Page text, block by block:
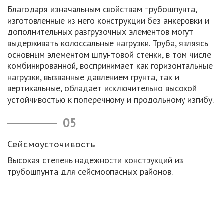
Благодаря изначальным свойствам трубошпунта,
изготовленные из него конструкции без анкеровки и
дополнительных разгрузочных элементов могут
выдерживать колоссальные нагрузки. Труба, являясь
основным элементом шпунтовой стенки, в том числе
комбинированной, воспринимает как горизонтальные
нагрузки, вызванные давлением грунта, так и
вертикальные, обладает исключительно высокой
устойчивостью к поперечному и продольному изгибу.
05
Сейсмоусточивость
Высокая степень надежности конструкций из
трубошпунта для сейсмоопасных районов.